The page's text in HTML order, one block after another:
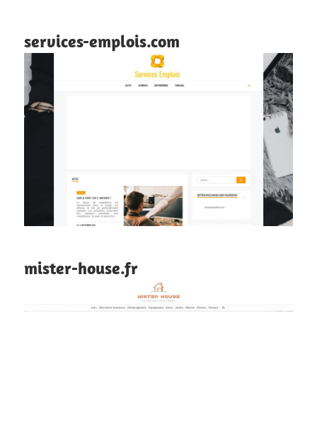
services-emplois.com
mister-house.fr